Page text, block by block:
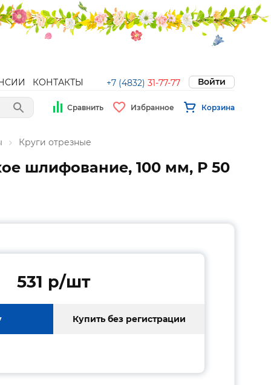
КОНТАКТЫ +7 (4832) 31-77-77 Войти
Сравнить Избранное Корзина
Круги отрезные
шлифование, 100 мм, Р 50
531 p/шт
Купить без регистрации